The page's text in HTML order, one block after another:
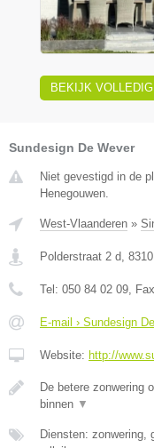
BEKIJK VOLLEDIG
Sundesign De Wever
Niet gevestigd in de
Henegouwen.
West-Vlaanderen »
Polderstraat 2 d 8310
Tel: 050 84 02 09 ,
E-mail › Sundesign
Website: http://
De betere zonwering
binnen ▼
Diensten: zonwering,